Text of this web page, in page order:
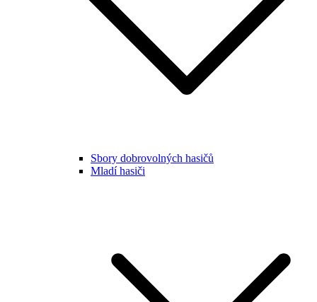
Sbory dobrovolných hasičů
Mladí hasiči